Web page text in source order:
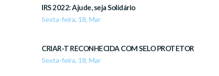
IRS 2022: Ajude, seja Solidário
Sexta-feira, 18, Mar
CRIAR-T RECONHECIDA COM SELO PROTETOR
Sexta-feira, 18, Mar